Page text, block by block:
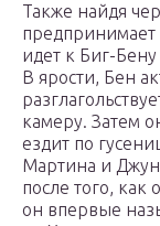
Также найдя
идет к Биг-
В ярости, Бен
камеру. Затем
ездит по
Мартина и
после того, как
он впервые